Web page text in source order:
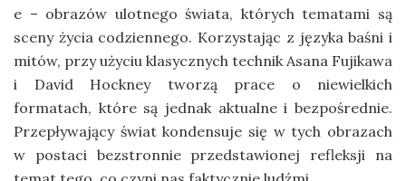
e – obrazów ulotnego świata, których tematami są
sceny życia codziennego. Korzystając z języka baśni i
mitów, przy użyciu klasycznych technik Asana Fujikawa
i David Hockney tworzą prace o niewielkich
formatach, które są jednak aktualne i bezpośrednie.
Przepływający świat kondensuje się w tych obrazach
w postaci bezstronnie przedstawionej refleksji na